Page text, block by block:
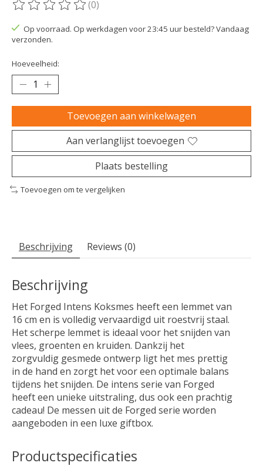
De beoordeling van dit product is
(0)
Op voorraad. Op werkdagen voor 23:45 uur besteld? Vandaag
verzonden.
Hoeveelheid:
Toevoegen aan winkelwagen
Aan verlanglijst toevoegen
Plaats bestelling
Toevoegen om te vergelijken
Beschrijving Reviews (0)
Beschrijving
Het Forged Intens Koksmes heeft een lemmet van
16 cm en is volledig vervaardigd uit roestvrij staal.
Het scherpe lemmet is ideaal voor het snijden van
vlees, groenten en kruiden. Dankzij het
zorgvuldig gesmede ontwerp ligt het mes prettig
in de hand en zorgt het voor een optimale balans
tijdens het snijden. De intens serie van Forged
heeft een unieke uitstraling, dus ook een prachtig
cadeau! De messen uit de Forged serie worden
aangeboden in een luxe giftbox.
Productspecificaties